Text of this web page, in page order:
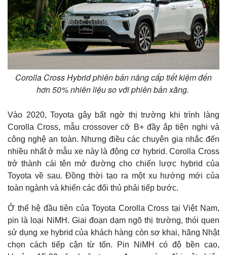
Tỷ giá
Chứng khoán
Giá cà phê
Corolla Cross Hybrid phiên bản nâng cấp tiết kiệm đến
hơn 50% nhiên liệu so với phiên bản xăng.
Vào 2020, Toyota gây bất ngờ thị trường khi trình làng
Corolla Cross, mẫu crossover cỡ B+ đầy ắp tiện nghi và
công nghệ an toàn. Nhưng điều các chuyên gia nhắc đến
nhiều nhất ở mẫu xe này là động cơ hybrid. Corolla Cross
trở thành cái tên mở đường cho chiến lược hybrid của
Toyota về sau. Đồng thời tạo ra một xu hướng mới của
toàn ngành và khiến các đối thủ phải tiếp bước.
Ở thế hệ đầu tiên của Toyota Corolla Cross tại Việt Nam,
pin là loại NiMH. Giai đoạn dạm ngõ thị trường, thói quen
sử dụng xe hybrid của khách hàng còn sơ khai, hãng Nhật
chọn cách tiếp cận từ tốn. Pin NiMH có độ bền cao,